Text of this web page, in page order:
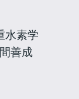
水素学
善成